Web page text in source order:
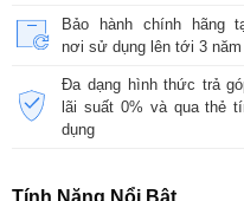
Bảo hành chính hãng
nơi sử dụng lên tới 3 năm
Đa dạng hình thức trả
lãi suất 0% và qua thẻ
dụng
Tính Năng Nổi Bật